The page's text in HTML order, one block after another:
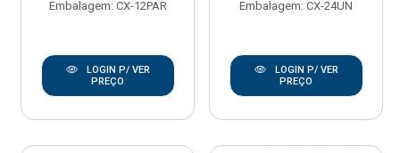
Embalagem: CX-12PAR
LOGIN P/ VER
PREÇO
Embalagem: CX-24UN
LOGIN P/ VER
PREÇO